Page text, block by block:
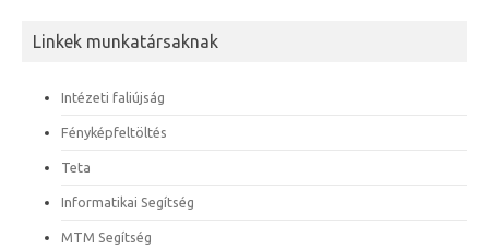
Linkek munkatársaknak
Intézeti faliújság
Fényképfeltöltés
Teta
Informatikai Segítség
MTM Segítség